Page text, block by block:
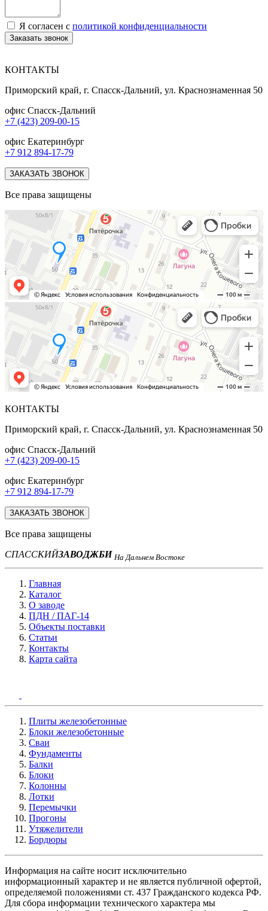
Я согласен с политикой конфиденциальности
Заказать звонок
КОНТАКТЫ
Приморский край, г. Спасск-Дальний, ул. Краснознаменная 50
офис Спасск-Дальний
+7 (423) 209-00-15
офис Екатеринбург
+7 912 894-17-79
ЗАКАЗАТЬ ЗВОНОК
Все права защищены
КОНТАКТЫ
Приморский край, г. Спасск-Дальний, ул. Краснознаменная 50
офис Спасск-Дальний
+7 (423) 209-00-15
офис Екатеринбург
+7 912 894-17-79
ЗАКАЗАТЬ ЗВОНОК
Все права защищены
СПАССКИЙЗАВОДЖБИ На Дальнем Востоке
Главная
Каталог
О заводе
ПДН / ПАГ-14
Объекты поставки
Статьи
Контакты
Карта сайта
Плиты железобетонные
Блоки железобетонные
Сваи
Фундаменты
Балки
Блоки
Колонны
Лотки
Перемычки
Прогоны
Утяжелители
Бордюры
Информация на сайте носит исключительно
информационный характер и не является публичной офертой,
определяемой положениями ст. 437 Гражданского кодекса РФ.
Для сбора информации технического характера мы